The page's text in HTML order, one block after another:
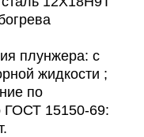
плунжера: с
жидкости ;
по
ГОСТ 15150-69: